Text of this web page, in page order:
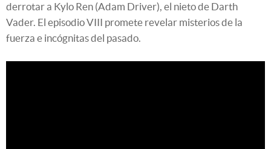
derrotar a Kylo Ren (Adam Driver), el nieto de Darth
Vader. El episodio VIII promete revelar misterios de la
fuerza e incógnitas del pasado.